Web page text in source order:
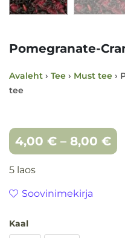
Pomegranate-
Avaleht › Tee › Must tee ›
tee
4,00 € – 8,00 €
5 laos
Soovinimekirja
Kaal